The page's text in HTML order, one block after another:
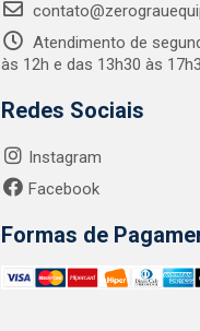
Atendimento de
às 12h e das 13h30 às
Redes Sociais
Instagram
Facebook
Formas de